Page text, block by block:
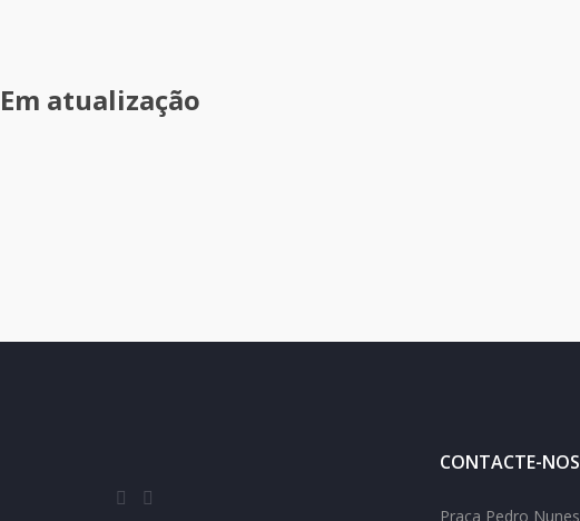
Em atualização
CONTACTE-NOS
Praça Pedro Nunes